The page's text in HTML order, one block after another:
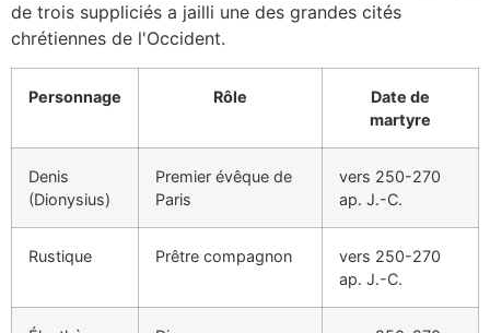
de trois suppliciés a jailli une des grandes cités
chrétiennes de l'Occident.
Personnage Rôle
Date de
martyre
Denis
(Dionysius)
Premier évêque de
Paris
vers 250-270
ap. J.-C.
Rustique Prêtre compagnon
vers 250-270
ap. J.-C.